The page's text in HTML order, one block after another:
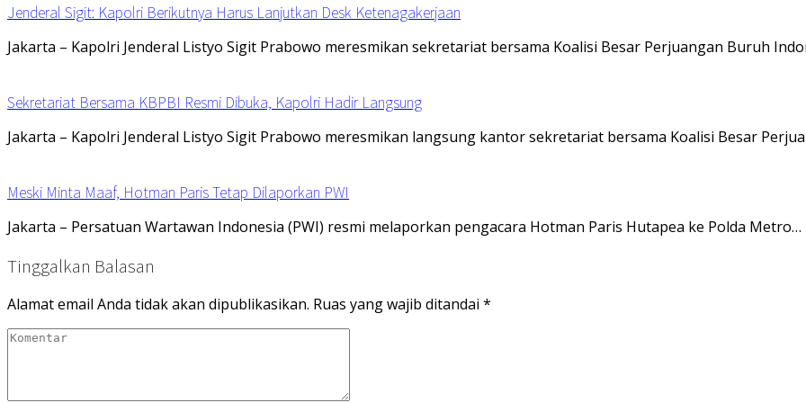
Jenderal Sigit: Kapolri Berikutnya Harus Lanjutkan Desk Ketenagakerjaan
Jakarta – Kapolri Jenderal Listyo Sigit Prabowo meresmikan sekretariat bersama Koalisi Besar Perjuangan Buruh
Sekretariat Bersama KBPBI Resmi Dibuka, Kapolri Hadir Langsung
Jakarta – Kapolri Jenderal Listyo Sigit Prabowo meresmikan langsung kantor sekretariat bersama Koalisi Besar
Meski Minta Maaf, Hotman Paris Tetap Dilaporkan PWI
Jakarta – Persatuan Wartawan Indonesia (PWI) resmi melaporkan pengacara Hotman Paris Hutapea ke Polda Metro…
Tinggalkan Balasan
Alamat email Anda tidak akan dipublikasikan. Ruas yang wajib ditandai *